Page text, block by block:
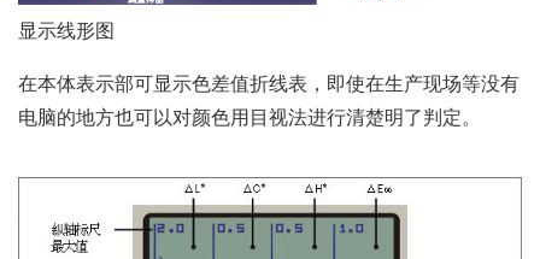
显示线形图
在本体表示部可显示色差值折线表，即使在生产现场等没有
电脑的地方也可以对颜色用目视法进行清楚明了判定。